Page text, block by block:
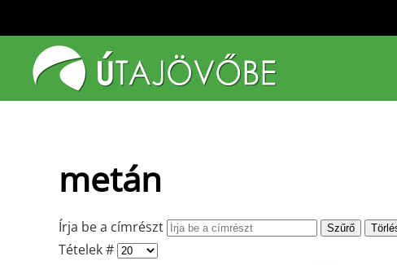
Fő tartalom átugrása
metán
Írja be a címrészt Szűrő
Tételek #